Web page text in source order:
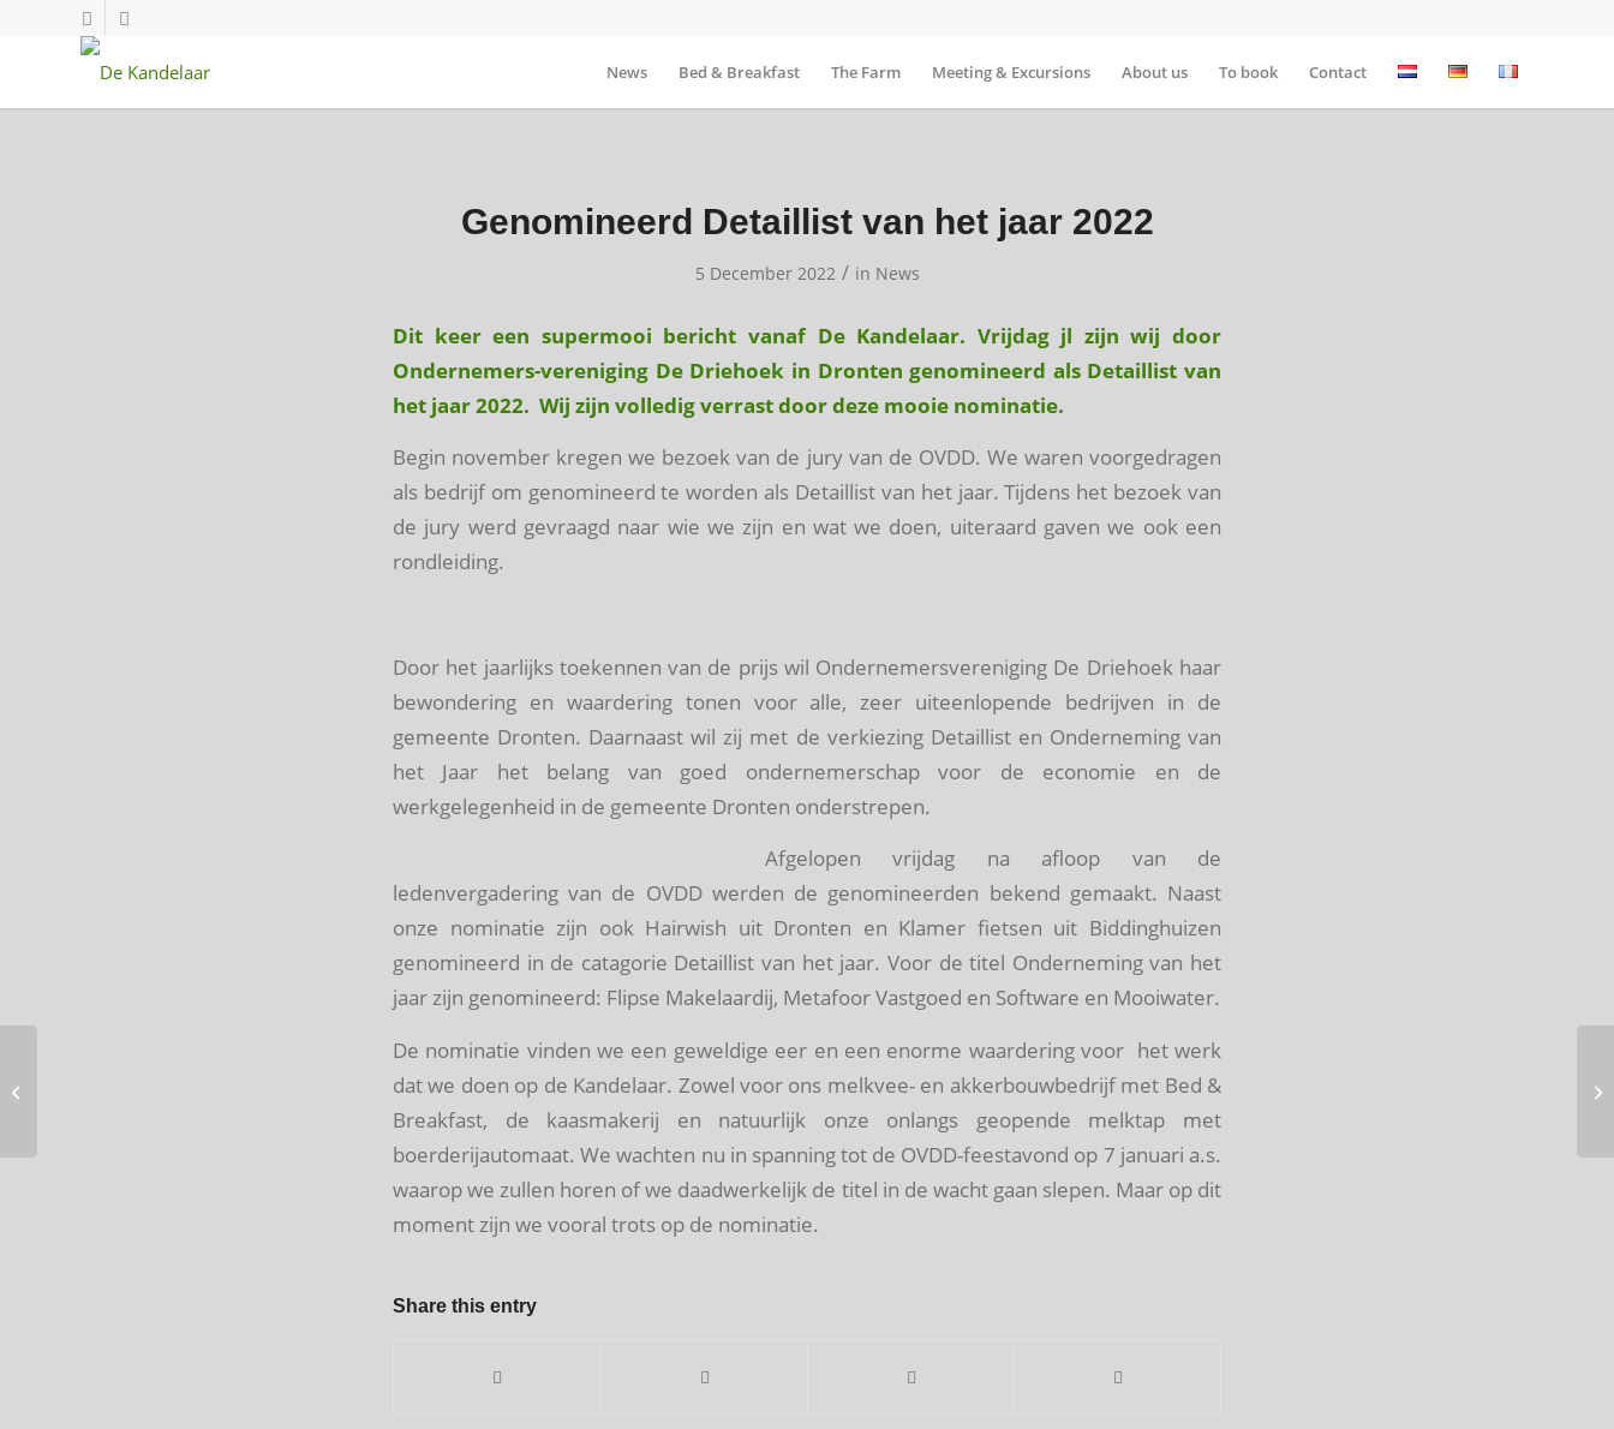
News Bed & Breakfast The Farm Meeting & Excursions About us To book Contact
Genomineerd Detaillist van het jaar 2022
5 December 2022 / in News
Dit keer een supermooi bericht vanaf De Kandelaar. Vrijdag jl zijn wij door
Ondernemers-vereniging De Driehoek in Dronten genomineerd als Detaillist van
het jaar 2022. Wij zijn volledig verrast door deze mooie nominatie.
Begin november kregen we bezoek van de jury van de OVDD. We waren voorgedragen
als bedrijf om genomineerd te worden als Detaillist van het jaar. Tijdens het bezoek van
de jury werd gevraagd naar wie we zijn en wat we doen, uiteraard gaven we ook een
rondleiding.
Door het jaarlijks toekennen van de prijs wil Ondernemersvereniging De Driehoek haar
bewondering en waardering tonen voor alle, zeer uiteenlopende bedrijven in de
gemeente Dronten. Daarnaast wil zij met de verkiezing Detaillist en Onderneming van
het Jaar het belang van goed ondernemerschap voor de economie en de
werkgelegenheid in de gemeente Dronten onderstrepen.
Afgelopen vrijdag na afloop van de
ledenvergadering van de OVDD werden de genomineerden bekend gemaakt. Naast
onze nominatie zijn ook Hairwish uit Dronten en Klamer fietsen uit Biddinghuizen
genomineerd in de catagorie Detaillist van het jaar. Voor de titel Onderneming van het
jaar zijn genomineerd: Flipse Makelaardij, Metafoor Vastgoed en Software en Mooiwater.
De nominatie vinden we een geweldige eer en een enorme waardering voor het werk
dat we doen op de Kandelaar. Zowel voor ons melkvee- en akkerbouwbedrijf met Bed &
Breakfast, de kaasmakerij en natuurlijk onze onlangs geopende melktap met
boerderijautomaat. We wachten nu in spanning tot de OVDD-feestavond op 7 januari a.s.
waarop we zullen horen of we daadwerkelijk de titel in de wacht gaan slepen. Maar op dit
moment zijn we vooral trots op de nominatie.
Share this entry